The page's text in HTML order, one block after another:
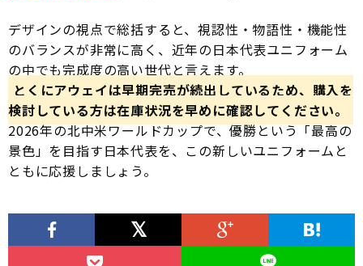
デザインの視点で総括すると、視認性・物語性・機能性
のバランスが非常に高く、近年の日本代表ユニフォーム
の中でも完成度の高い世代と言えます。
とくにアウェイは早期完売が続出しているため、購入を
検討している方は在庫状況を早めに確認してください。
2026年の北中米ワールドカップで、優勝という「最高の
景色」を目指す日本代表を、この新しいユニフォームと
ともに応援しましょう。